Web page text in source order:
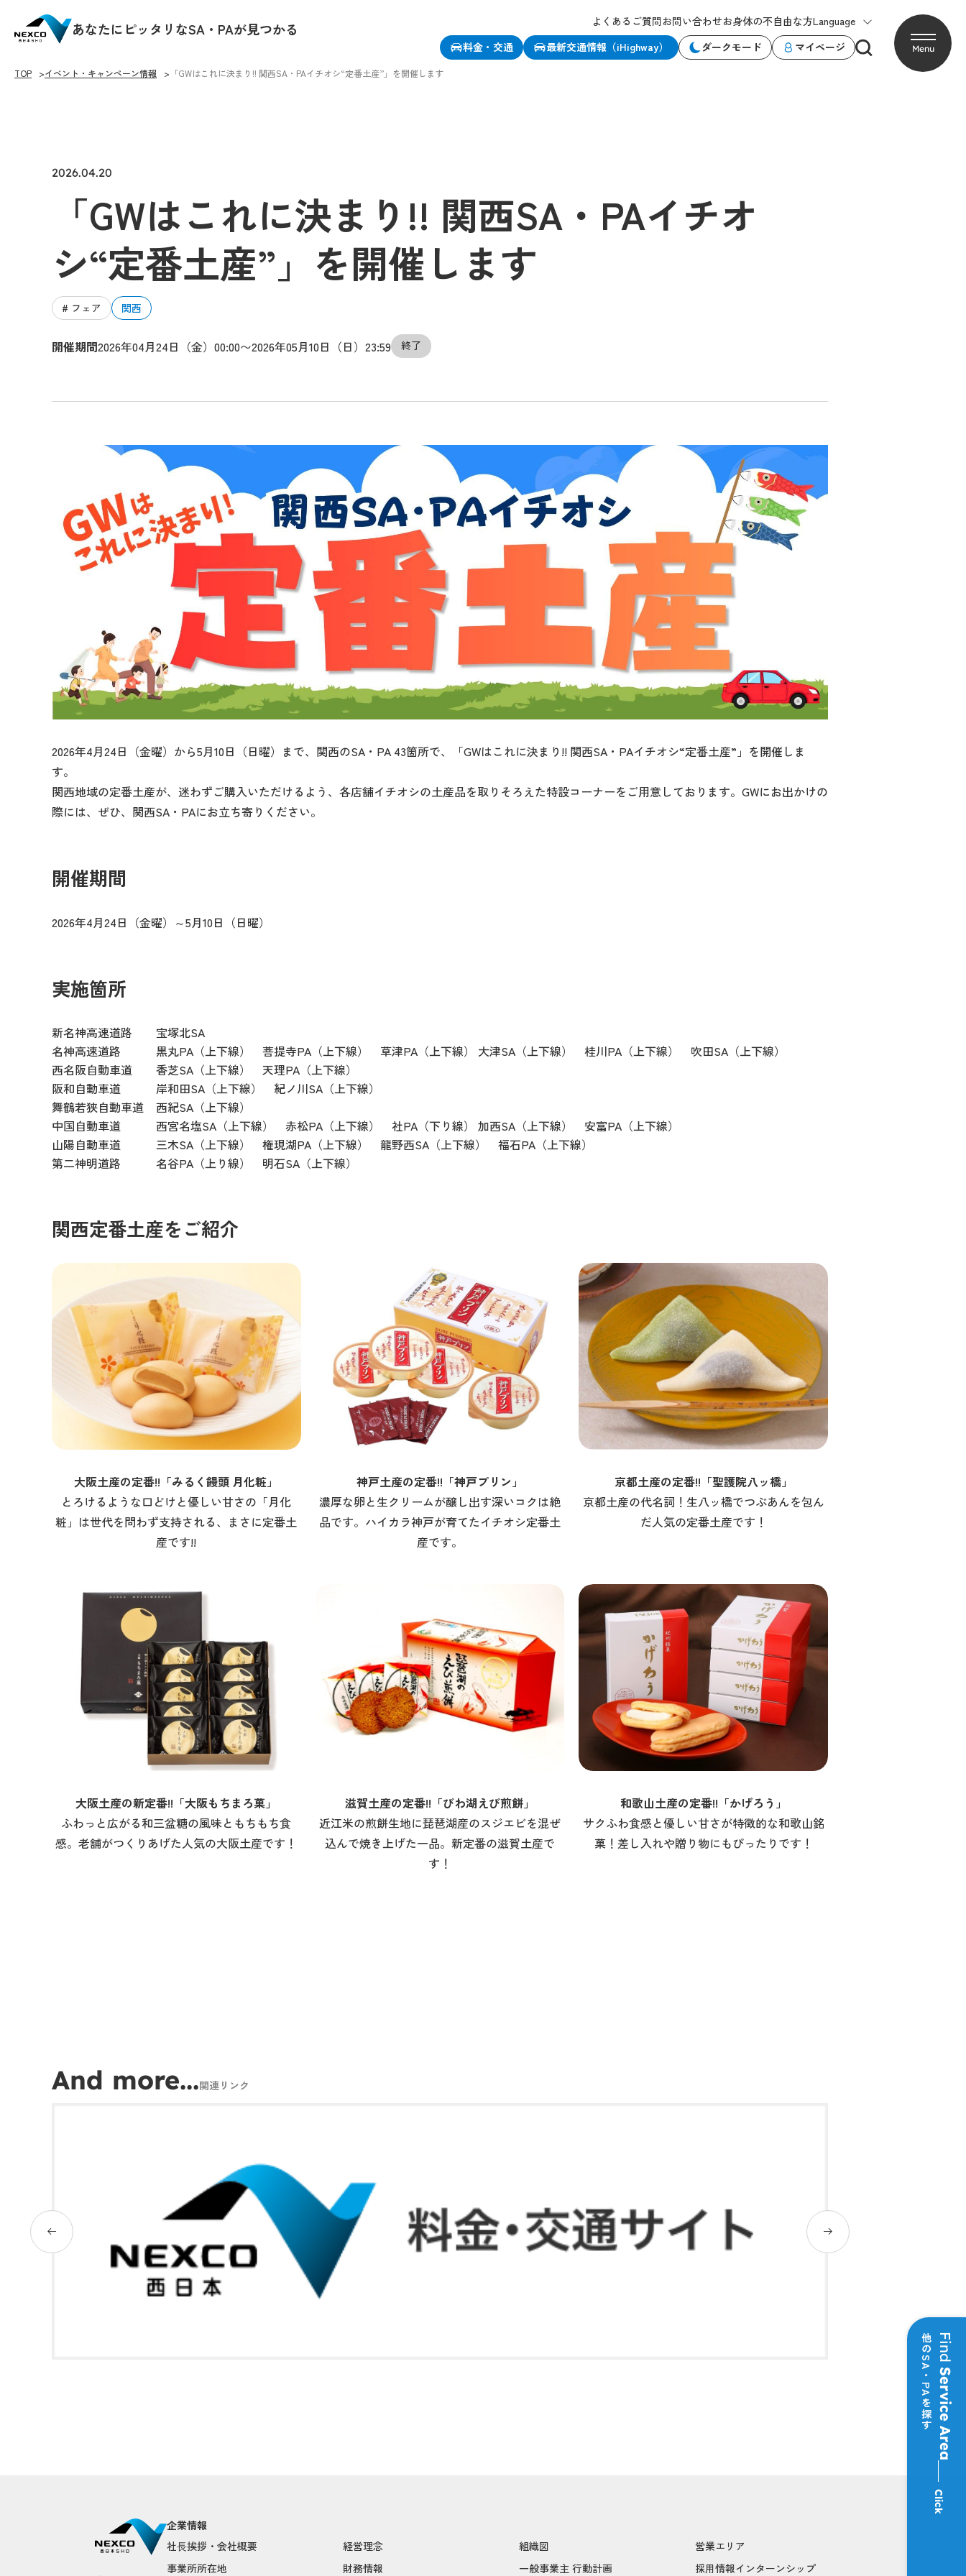
あなたにピッタリなSA・PAが見つかる よくあるご質問お問い合わせお身体の不自由な方Language
料金・交通
最新交通情報（iHighway） ダークモード マイページ Menu
他のSA・PAを探す Find
Service Area
Click
TOP イベント・キャンペーン情報 「GWはこれに決まり!! 関西SA・PAイチオシ“定番土産”」を開催します
2026.04.20
「GWはこれに決まり!! 関西SA・PAイチオ
シ“定番土産”」を開催します
# フェア 関西
開催期間2026年04月24日（金）00:00〜2026年05月10日（日）23:59 終了
2026年4月24日（金曜）から5月10日（日曜）まで、関西のSA・PA 43箇所で、「GWはこれに決まり!! 関西SA・PAイチオシ“定番土産”」を開催しま
す。
関西地域の定番土産が、迷わずご購入いただけるよう、各店舗イチオシの土産品を取りそろえた特設コーナーをご用意しております。GWにお出かけの
際には、ぜひ、関西SA・PAにお立ち寄りください。
開催期間
2026年4月24日（金曜）～5月10日（日曜）
実施箇所
新名神高速道路
宝塚北SA
名神高速道路
黒丸PA（上下線） 菩提寺PA（上下線） 草津PA（上下線） 大津SA（上下線） 桂川PA（上下線） 吹田SA（上下線）
西名阪自動車道
香芝SA（上下線） 天理PA（上下線）
阪和自動車道
岸和田SA（上下線） 紀ノ川SA（上下線）
舞鶴若狭自動車道
西紀SA（上下線）
中国自動車道
西宮名塩SA（上下線） 赤松PA（上下線） 社PA（下り線） 加西SA（上下線） 安富PA（上下線）
山陽自動車道
三木SA（上下線） 権現湖PA（上下線） 龍野西SA（上下線） 福石PA（上下線）
第二神明道路
名谷PA（上り線） 明石SA（上下線）
関西定番土産をご紹介
大阪土産の定番!!「みるく饅頭 月化粧」
とろけるような口どけと優しい甘さの「月化
粧」は世代を問わず支持される、まさに定番土
産です!!
神戸土産の定番!!「神戸プリン」
濃厚な卵と生クリームが醸し出す深いコクは絶
品です。ハイカラ神戸が育てたイチオシ定番土
産です。
京都土産の定番!!「聖護院八ッ橋」
京都土産の代名詞！生八ッ橋でつぶあんを包ん
だ人気の定番土産です！
大阪土産の新定番!!「大阪もちまろ菓」
ふわっと広がる和三盆糖の風味ともちもち食
感。老舗がつくりあげた人気の大阪土産です！
滋賀土産の定番!!「びわ湖えび煎餅」
近江米の煎餅生地に琵琶湖産のスジエビを混ぜ
込んで焼き上げた一品。新定番の滋賀土産で
す！
和歌山土産の定番!!「かげろう」
サクふわ食感と優しい甘さが特徴的な和歌山銘
菓！差し入れや贈り物にもぴったりです！
And more...関連リンク
企業情報
社⻑挨拶・会社概要
経営理念 組織図
営業エリア
事業所所在地
財務情報 一般事業主 行動計画 採用情報インターンシップ